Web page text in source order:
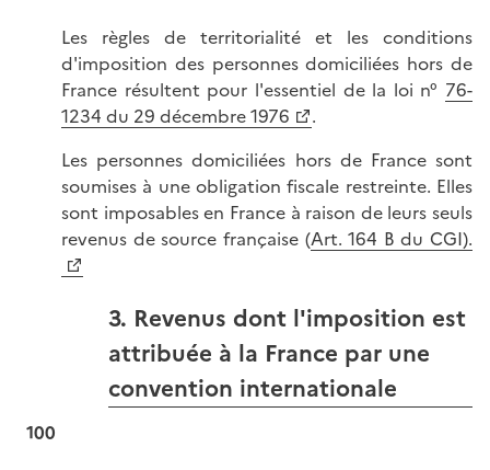
Les règles de territorialité et les conditions
d'imposition des personnes domiciliées hors de
France résultent pour l'essentiel de la loi n° 76-
1234 du 29 décembre 1976
.
Les personnes domiciliées hors de France sont
soumises à une obligation fiscale restreinte. Elles
sont imposables en France à raison de leurs seuls
revenus de source française (Art. 164 B du CGI).
3. Revenus dont l'imposition est
attribuée à la France par une
convention internationale
100